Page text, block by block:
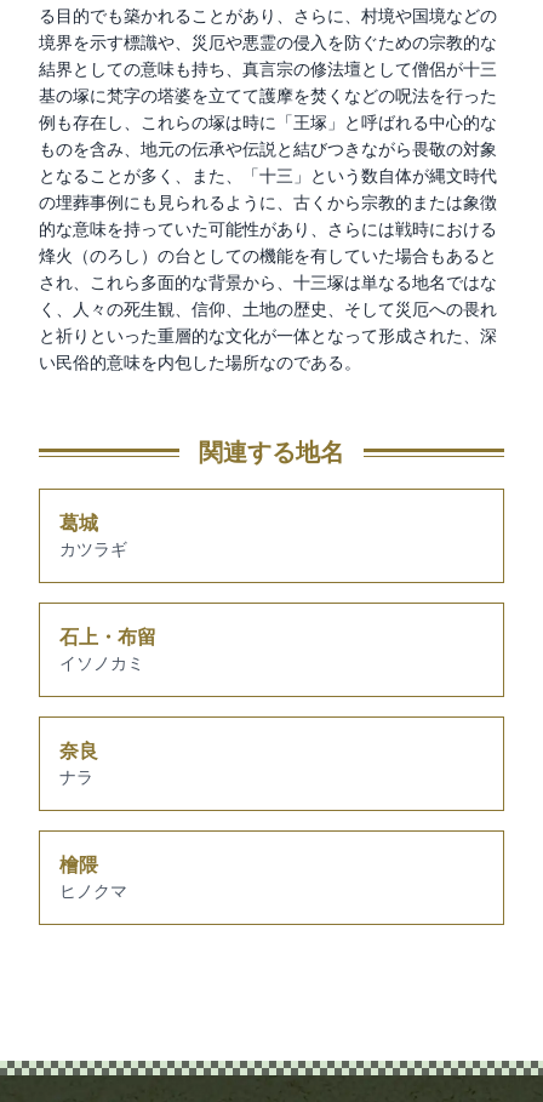
る目的でも築かれることがあり、さらに、村境や国境などの
境界を示す標識や、災厄や悪霊の侵入を防ぐための宗教的な
結界としての意味も持ち、真言宗の修法壇として僧侶が十三
基の塚に梵字の塔婆を立てて護摩を焚くなどの呪法を行った
例も存在し、これらの塚は時に「王塚」と呼ばれる中心的な
ものを含み、地元の伝承や伝説と結びつきながら畏敬の対象
となることが多く、また、「十三」という数自体が縄文時代
の埋葬事例にも見られるように、古くから宗教的または象徴
的な意味を持っていた可能性があり、さらには戦時における
烽火（のろし）の台としての機能を有していた場合もあると
され、これら多面的な背景から、十三塚は単なる地名ではな
く、人々の死生観、信仰、土地の歴史、そして災厄への畏れ
と祈りといった重層的な文化が一体となって形成された、深
い民俗的意味を内包した場所なのである。
関連する地名
葛城
カツラギ
石上・布留
イソノカミ
奈良
ナラ
檜隈
ヒノクマ